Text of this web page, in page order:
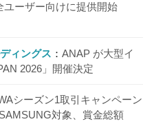
ユーザー向けに提供開始
ィングス
ANAP が大型イ
2026」開催決定
シーズン1取引キャンペーン
対象、賞金総額